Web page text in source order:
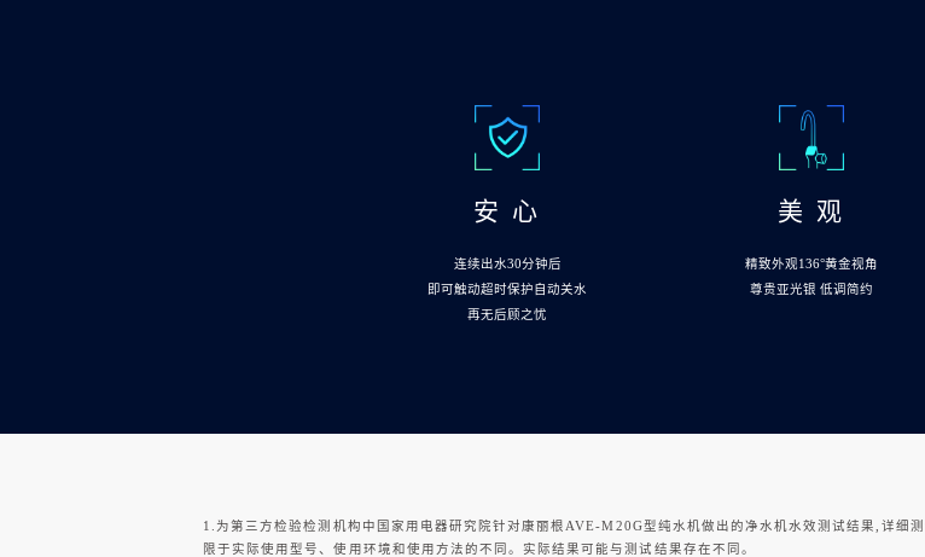
安 心
连续出水30分钟后
即可触动超时保护自动关水
再无后顾之忧
美 观
精致外观136°黄金视角
尊贵亚光银 低调简约
1.为第三方检验检测机构中国家用电器研究院针对康丽根AVE-M20G型纯水机做出的净水机水效测试结果,详
限于实际使用型号、使用环境和使用方法的不同。实际结果可能与测试结果存在不同。